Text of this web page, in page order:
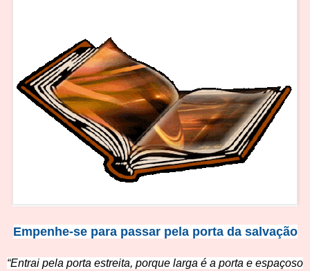
Empenhe-se para passar pela porta da salvação
“Entrai pela porta estreita, porque larga é a porta e espaçoso